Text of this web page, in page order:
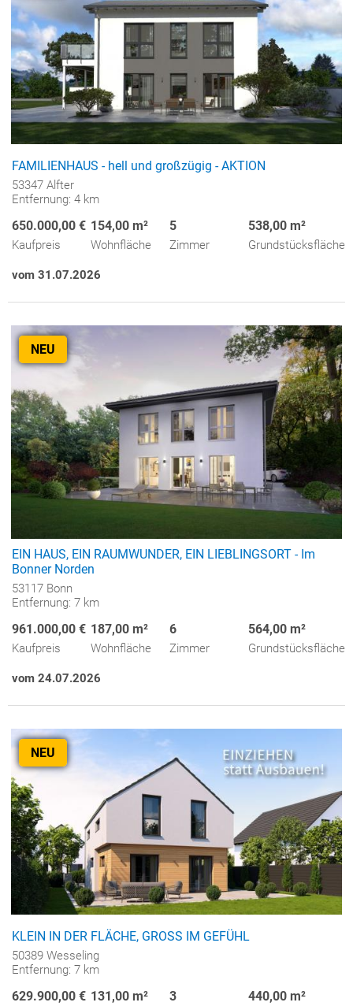
FAMILIENHAUS - hell und großzügig - AKTION
53347 Alfter
Entfernung: 4 km
650.000,00 €
Kaufpreis
154,00 m²
Wohnfläche
5
Zimmer
538,00 m²
Grundstücksfläche
vom 31.07.2026
NEU
EIN HAUS, EIN RAUMWUNDER, EIN LIEBLINGSORT - Im
Bonner Norden
53117 Bonn
Entfernung: 7 km
961.000,00 €
Kaufpreis
187,00 m²
Wohnfläche
6
Zimmer
564,00 m²
Grundstücksfläche
vom 24.07.2026
NEU
KLEIN IN DER FLÄCHE, GROSS IM GEFÜHL
50389 Wesseling
Entfernung: 7 km
629.900,00 € 131,00 m² 3 440,00 m²